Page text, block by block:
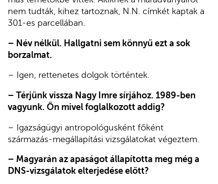
nem tudták, kihez tartoznak, N.N. címkét kaptak a
301-es parcellában.
– Név nélkül. Hallgatni sem könnyű ezt a sok
borzalmat.
– Igen, rettenetes dolgok történtek.
– Térjünk vissza Nagy Imre sírjához. 1989-ben
vagyunk. Ön mivel foglalkozott addig?
– Igazságügyi antropológusként főként
származás-megállapítási vizsgálatokat végeztem.
– Magyarán az apaságot állapította meg még a
DNS-vizsgálatok elterjedése előtt?